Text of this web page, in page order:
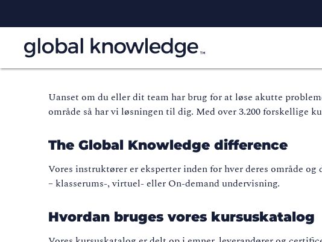
Uanset om du eller dit team har brug for at løse akutte
område så har vi løsningen til dig. Med over 3.200
The Global Knowledge difference
Vores instruktører er eksperter inden for hver deres område
– klasserums-, virtuel- eller On-demand undervisning.
Hvordan bruges vores kursuskatalog